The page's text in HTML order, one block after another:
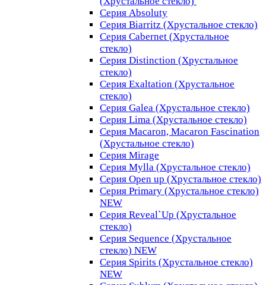
Серия Absoluty
Серия Biarritz (Хрустальное стекло)
Серия Cabernet (Хрустальное
стекло)
Серия Distinction (Хрустальное
стекло)
Серия Exaltation (Хрустальное
стекло)
Серия Galea (Хрустальное стекло)
Серия Lima (Хрустальное стекло)
Серия Macaron, Macaron Fascination
(Хрустальное стекло)
Серия Mirage
Серия Mylla (Хрустальное стекло)
Серия Open up (Хрустальное стекло)
Серия Primary (Хрустальное стекло)
NEW
Серия Reveal`Up (Хрустальное
стекло)
Серия Sequence (Хрустальное
стекло) NEW
Серия Spirits (Хрустальное стекло)
NEW